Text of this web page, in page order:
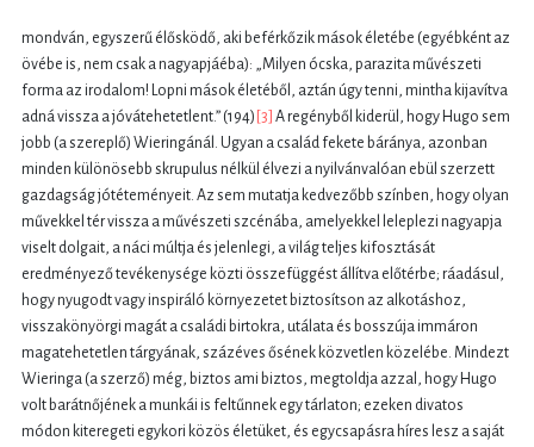
mondván, egyszerű élősködő, aki beférkőzik mások életébe (egyébként az
övébe is, nem csak a nagyapjáéba): „Milyen ócska, parazita művészeti
forma az irodalom! Lopni mások életéből, aztán úgy tenni, mintha kijavítva
adná vissza a jóvátehetetlent.” (194) [3] A regényből kiderül, hogy Hugo sem
jobb (a szereplő) Wieringánál. Ugyan a család fekete báránya, azonban
minden különösebb skrupulus nélkül élvezi a nyilvánvalóan ebül szerzett
gazdagság jótéteményeit. Az sem mutatja kedvezőbb színben, hogy olyan
művekkel tér vissza a művészeti szcénába, amelyekkel leleplezi nagyapja
viselt dolgait, a náci múltja és jelenlegi, a világ teljes kifosztását
eredményező tevékenysége közti összefüggést állítva előtérbe; ráadásul,
hogy nyugodt vagy inspiráló környezetet biztosítson az alkotáshoz,
visszakönyörgi magát a családi birtokra, utálata és bosszúja immáron
magatehetetlen tárgyának, százéves ősének közvetlen közelébe. Mindezt
Wieringa (a szerző) még, biztos ami biztos, megtoldja azzal, hogy Hugo
volt barátnőjének a munkái is feltűnnek egy tárlaton; ezeken divatos
módon kiteregeti egykori közös életüket, és egycsapásra híres lesz a saját